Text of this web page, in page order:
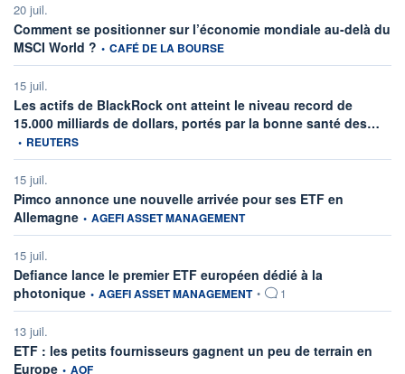
20 juil.
Comment se positionner sur l’économie mondiale au-delà du
MSCI World ? information fournie par
• CAFÉ DE LA BOURSE
15 juil.
Les actifs de BlackRock ont atteint le niveau record de
15.000 milliards de dollars, portés par la bonne santé des…
• REUTERS
15 juil.
Pimco annonce une nouvelle arrivée pour ses ETF en
Allemagne information fournie par
• AGEFI ASSET MANAGEMENT
15 juil.
Defiance lance le premier ETF européen dédié à la
photonique information fournie par
• AGEFI ASSET MANAGEMENT • 1
13 juil.
ETF : les petits fournisseurs gagnent un peu de terrain en
Europe information fournie par
• AOF